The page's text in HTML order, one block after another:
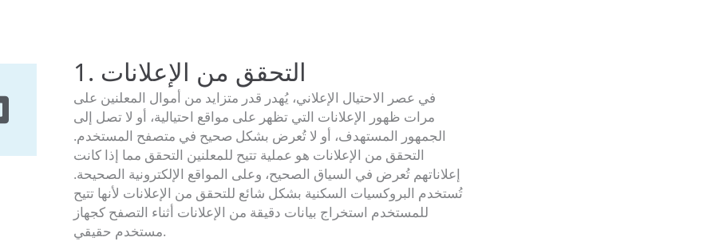
1. التحقق من الإعلانات
في عصر الاحتيال الإعلاني، يُهدر قدر متزايد من أموال المعلنين على
مرات ظهور الإعلانات التي تظهر على مواقع احتيالية، أو لا تصل إلى
الجمهور المستهدف، أو لا تُعرض بشكل صحيح في متصفح المستخدم.
التحقق من الإعلانات هو عملية تتيح للمعلنين التحقق مما إذا كانت
إعلاناتهم تُعرض في السياق الصحيح، وعلى المواقع الإلكترونية الصحيحة.
تُستخدم البروكسيات السكنية بشكل شائع للتحقق من الإعلانات لأنها تتيح
للمستخدم استخراج بيانات دقيقة من الإعلانات أثناء التصفح كجهاز
مستخدم حقيقي.